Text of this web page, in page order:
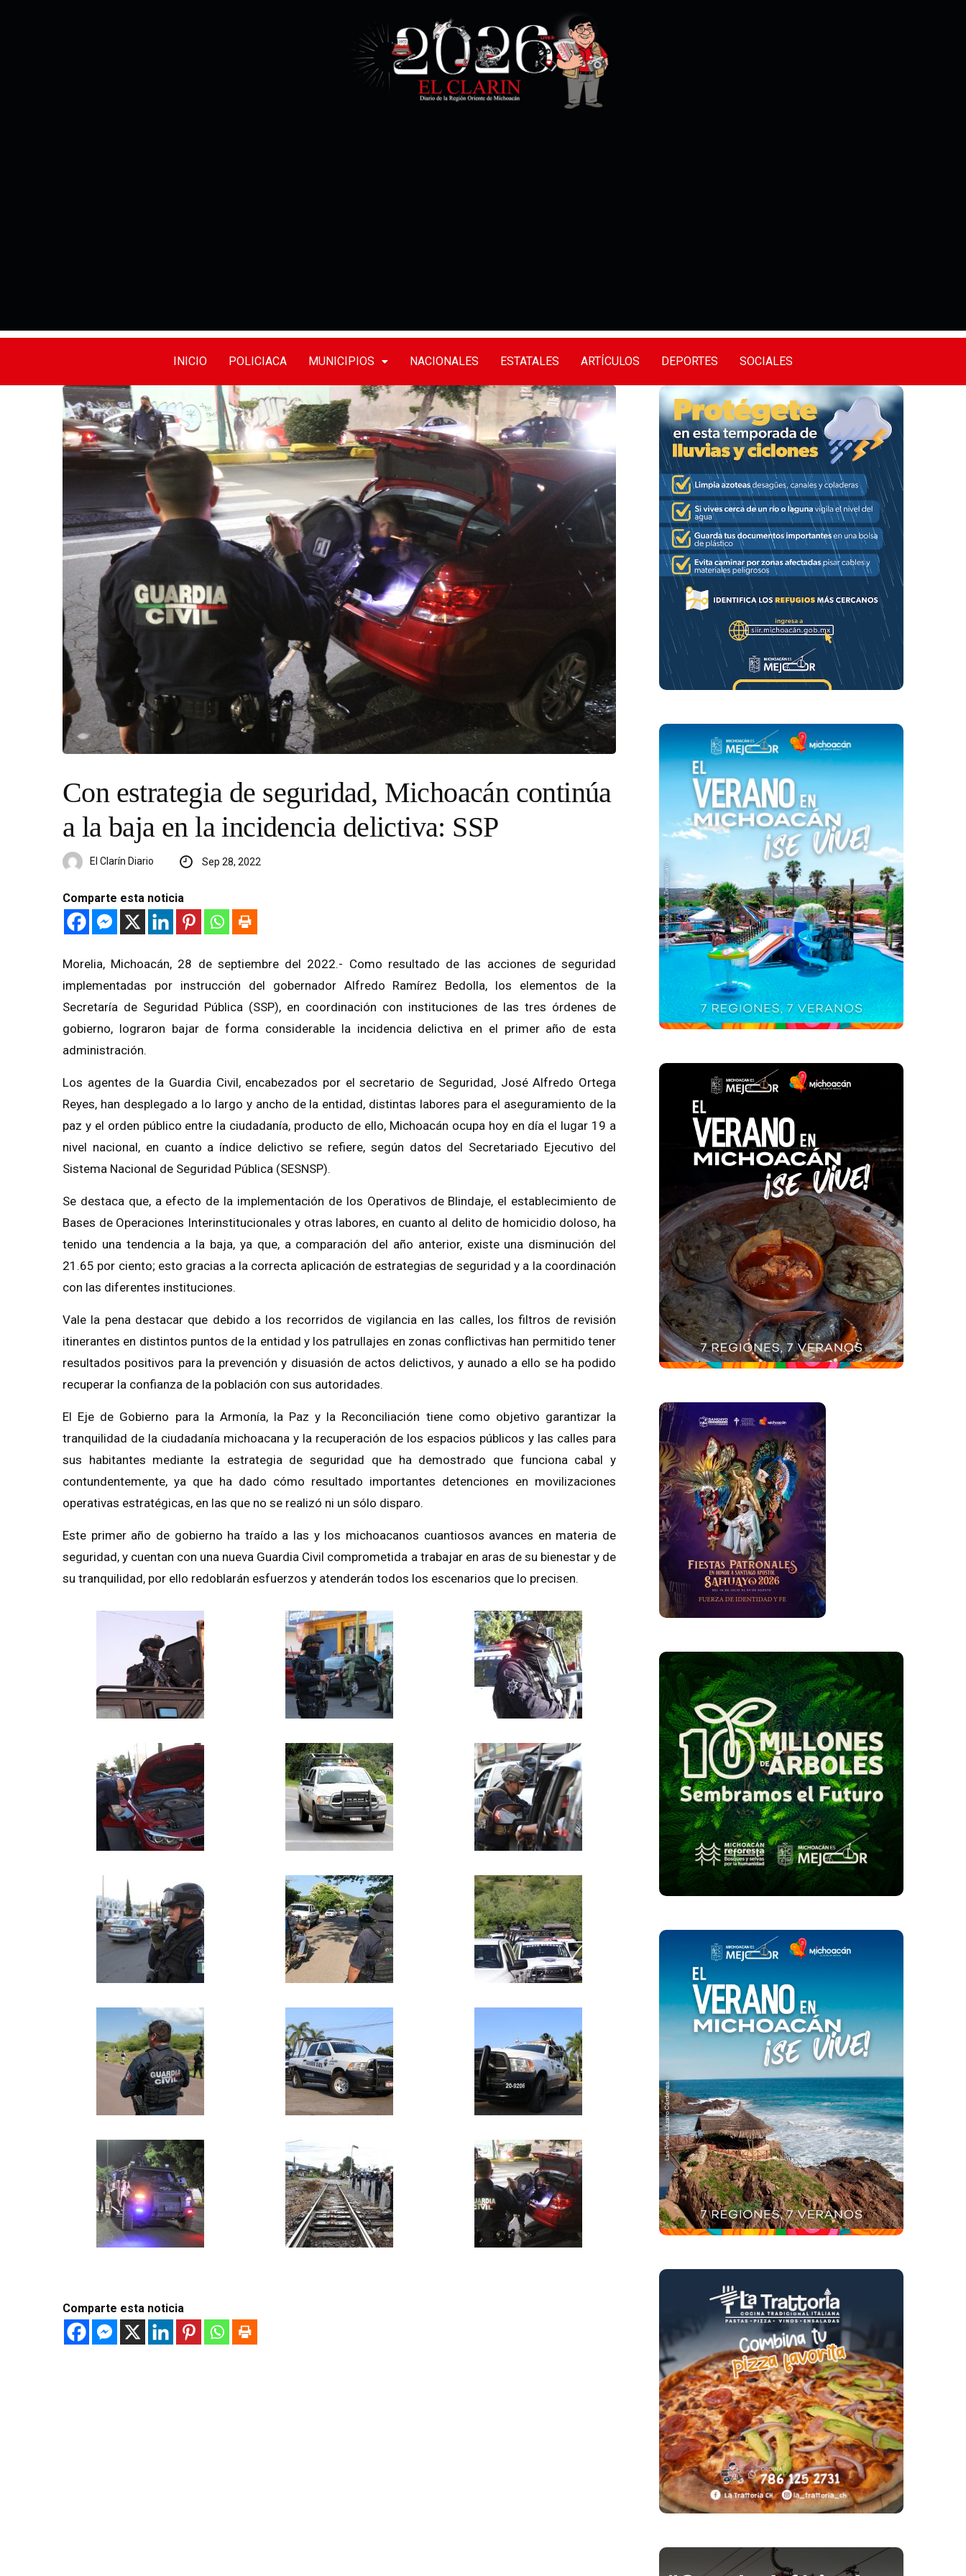
INICIO POLICIACA MUNICIPIOS NACIONALES ESTATALES ARTÍCULOS DEPORTES SOCIALES
Con estrategia de seguridad, Michoacán continúa
a la baja en la incidencia delictiva: SSP
El Clarín Diario Sep 28, 2022
Comparte esta noticia
Morelia, Michoacán, 28 de septiembre del 2022.- Como resultado de las acciones de seguridad
implementadas por instrucción del gobernador Alfredo Ramírez Bedolla, los elementos de la
Secretaría de Seguridad Pública (SSP), en coordinación con instituciones de las tres órdenes de
gobierno, lograron bajar de forma considerable la incidencia delictiva en el primer año de esta
administración.
Los agentes de la Guardia Civil, encabezados por el secretario de Seguridad, José Alfredo Ortega
Reyes, han desplegado a lo largo y ancho de la entidad, distintas labores para el aseguramiento de la
paz y el orden público entre la ciudadanía, producto de ello, Michoacán ocupa hoy en día el lugar 19 a
nivel nacional, en cuanto a índice delictivo se refiere, según datos del Secretariado Ejecutivo del
Sistema Nacional de Seguridad Pública (SESNSP).
Se destaca que, a efecto de la implementación de los Operativos de Blindaje, el establecimiento de
Bases de Operaciones Interinstitucionales y otras labores, en cuanto al delito de homicidio doloso, ha
tenido una tendencia a la baja, ya que, a comparación del año anterior, existe una disminución del
21.65 por ciento; esto gracias a la correcta aplicación de estrategias de seguridad y a la coordinación
con las diferentes instituciones.
Vale la pena destacar que debido a los recorridos de vigilancia en las calles, los filtros de revisión
itinerantes en distintos puntos de la entidad y los patrullajes en zonas conflictivas han permitido tener
resultados positivos para la prevención y disuasión de actos delictivos, y aunado a ello se ha podido
recuperar la confianza de la población con sus autoridades.
El Eje de Gobierno para la Armonía, la Paz y la Reconciliación tiene como objetivo garantizar la
tranquilidad de la ciudadanía michoacana y la recuperación de los espacios públicos y las calles para
sus habitantes mediante la estrategia de seguridad que ha demostrado que funciona cabal y
contundentemente, ya que ha dado cómo resultado importantes detenciones en movilizaciones
operativas estratégicas, en las que no se realizó ni un sólo disparo.
Este primer año de gobierno ha traído a las y los michoacanos cuantiosos avances en materia de
seguridad, y cuentan con una nueva Guardia Civil comprometida a trabajar en aras de su bienestar y de
su tranquilidad, por ello redoblarán esfuerzos y atenderán todos los escenarios que lo precisen.
Comparte esta noticia